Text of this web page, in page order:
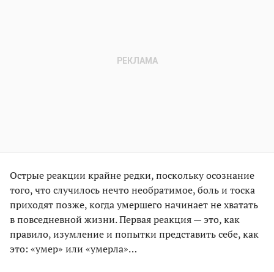
Острые реакции крайне редки, поскольку осознание
того, что случилось нечто необратимое, боль и тоска
приходят позже, когда умершего начинает не хватать
в повседневной жизни. Первая реакция — это, как
правило, изумление и попытки представить себе, как
это: «умер» или «умерла»…